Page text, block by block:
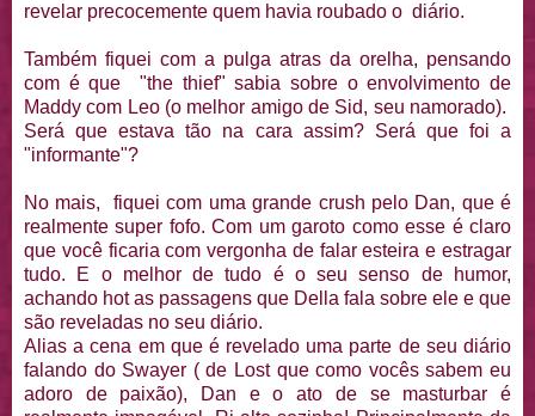
revelar precocemente quem havia roubado o diário.
Também fiquei com a pulga atras da orelha, pensando
com é que "the thief" sabia sobre o envolvimento de
Maddy com Leo (o melhor amigo de Sid, seu namorado).
Será que estava tão na cara assim? Será que foi a
"informante"?
No mais, fiquei com uma grande crush pelo Dan, que é
realmente super fofo. Com um garoto como esse é claro
que você ficaria com vergonha de falar esteira e estragar
tudo. E o melhor de tudo é o seu senso de humor,
achando hot as passagens que Della fala sobre ele e que
são reveladas no seu diário.
Alias a cena em que é revelado uma parte de seu diário
falando do Swayer ( de Lost que como vocês sabem eu
adoro de paixão), Dan e o ato de se masturbar é